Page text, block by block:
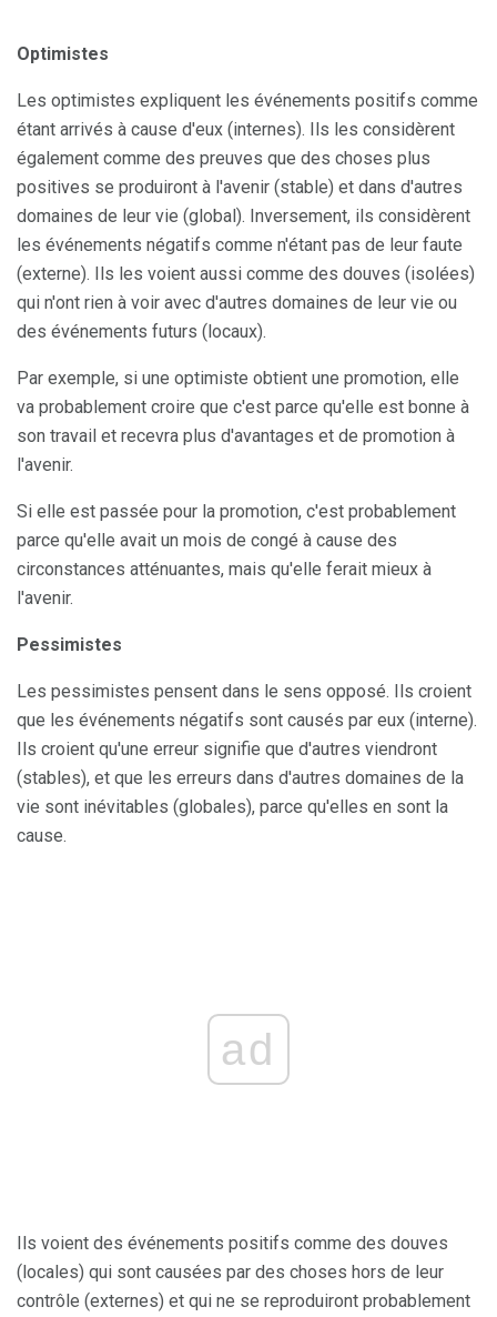
Optimistes
Les optimistes expliquent les événements positifs comme
étant arrivés à cause d'eux (internes). Ils les considèrent
également comme des preuves que des choses plus
positives se produiront à l'avenir (stable) et dans d'autres
domaines de leur vie (global). Inversement, ils considèrent
les événements négatifs comme n'étant pas de leur faute
(externe). Ils les voient aussi comme des douves (isolées)
qui n'ont rien à voir avec d'autres domaines de leur vie ou
des événements futurs (locaux).
Par exemple, si une optimiste obtient une promotion, elle
va probablement croire que c'est parce qu'elle est bonne à
son travail et recevra plus d'avantages et de promotion à
l'avenir.
Si elle est passée pour la promotion, c'est probablement
parce qu'elle avait un mois de congé à cause des
circonstances atténuantes, mais qu'elle ferait mieux à
l'avenir.
Pessimistes
Les pessimistes pensent dans le sens opposé. Ils croient
que les événements négatifs sont causés par eux (interne).
Ils croient qu'une erreur signifie que d'autres viendront
(stables), et que les erreurs dans d'autres domaines de la
vie sont inévitables (globales), parce qu'elles en sont la
cause.
ad
Ils voient des événements positifs comme des douves
(locales) qui sont causées par des choses hors de leur
contrôle (externes) et qui ne se reproduiront probablement